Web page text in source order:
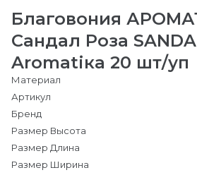
Благовония
Сандал Роза
Aromatiкa 20 шт/уп
Материал
Артикул
Бренд
Размер Высота
Размер Длина
Размер Ширина